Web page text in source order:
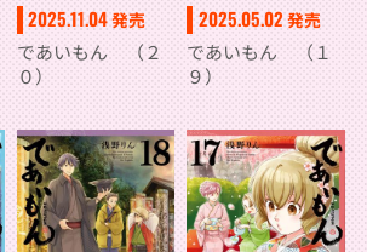
2025.11.04発売
であいもん （２
０）
2025.05.02 発売
であいもん （１
９）